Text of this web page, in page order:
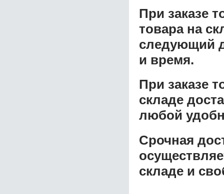
При заказе
товара на
следующий
и время.
При заказе
складе
любой
Срочная
складе и